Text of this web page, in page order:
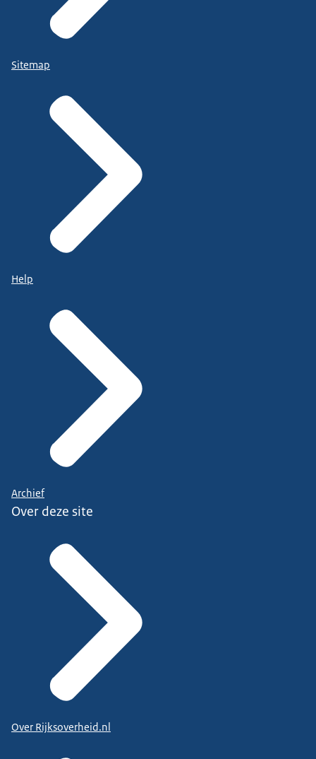
Sitemap
Help
Archief
Over deze site
Over Rijksoverheid.nl